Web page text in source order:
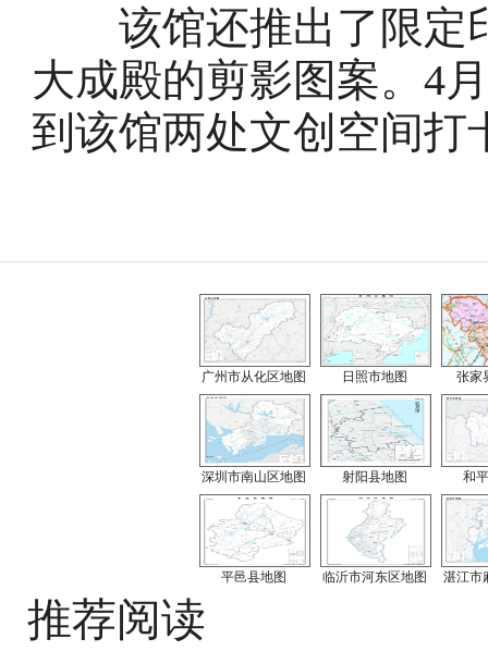
该馆还推出了限定
大成殿的剪影图案。4
到该馆两处文创空间打
广州市从化区地图 日照市地图 张家
深圳市南山区地图 射阳县地图 和
平邑县地图 临沂市河东区地图 湛江市
推荐阅读